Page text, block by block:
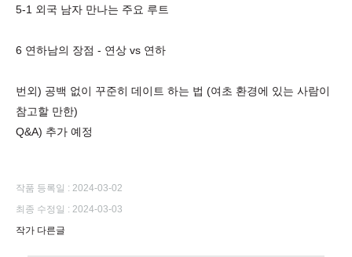
5-1 외국 남자 만나는 주요 루트
6 연하남의 장점 - 연상 vs 연하
번외) 공백 없이 꾸준히 데이트 하는 법 (여초 환경에 있는 사람이
참고할 만한)
Q&A) 추가 예정
작품 등록일 : 2024-03-02
최종 수정일 : 2024-03-03
작가 다른글